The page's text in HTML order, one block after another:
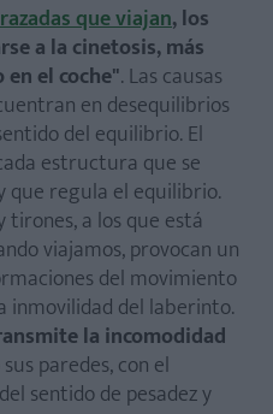
que viajan, los
a la cinetosis, más
el coche". Las causas
en desequilibrios
del equilibrio. El
estructura que se
que regula el equilibrio.
a los que está
viajamos, provocan un
del movimiento
inmovilidad del laberinto.
la incomodidad
paredes, con el
sentido de pesadez y